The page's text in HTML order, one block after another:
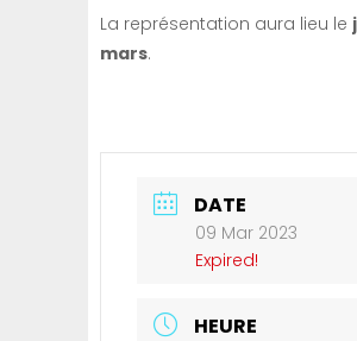
La représentation aura lieu le
mars.
DATE
09 Mar 2023
Expired!
HEURE